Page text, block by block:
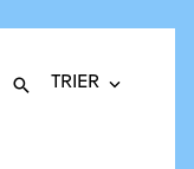
Valider